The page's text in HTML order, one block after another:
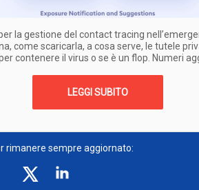
la gestione del contact tracing
come scaricarla, a cosa serve, le tutele
contenere il virus o se è un flop. Numeri
LEGGI SUBITO
rimanere sempre aggiornato: